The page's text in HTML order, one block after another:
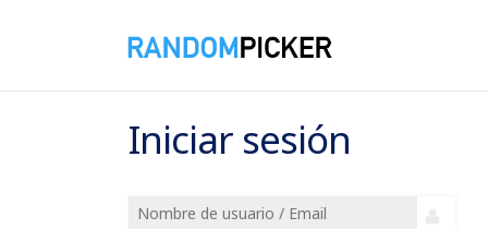
Iniciar sesión